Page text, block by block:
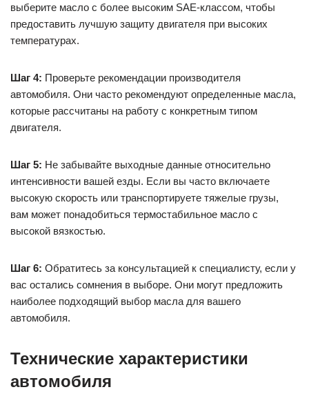
выберите масло с более высоким SAE-классом, чтобы
предоставить лучшую защиту двигателя при высоких
температурах.
Шаг 4: Проверьте рекомендации производителя
автомобиля. Они часто рекомендуют определенные масла,
которые рассчитаны на работу с конкретным типом
двигателя.
Шаг 5: Не забывайте выходные данные относительно
интенсивности вашей езды. Если вы часто включаете
высокую скорость или транспортируете тяжелые грузы,
вам может понадобиться термостабильное масло с
высокой вязкостью.
Шаг 6: Обратитесь за консультацией к специалисту, если у
вас остались сомнения в выборе. Они могут предложить
наиболее подходящий выбор масла для вашего
автомобиля.
Технические характеристики
автомобиля